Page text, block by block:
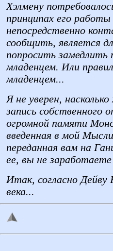
Хэлмену
принципах его
непосредственно
сообщить, является
попросить замедлить
младенцем. Или
младенцем...
Я не уверен,
запись собственного
огромной памяти
введенная в мой
переданная вам на
ее, вы не заработаете
Итак, согласно Дейву
века...